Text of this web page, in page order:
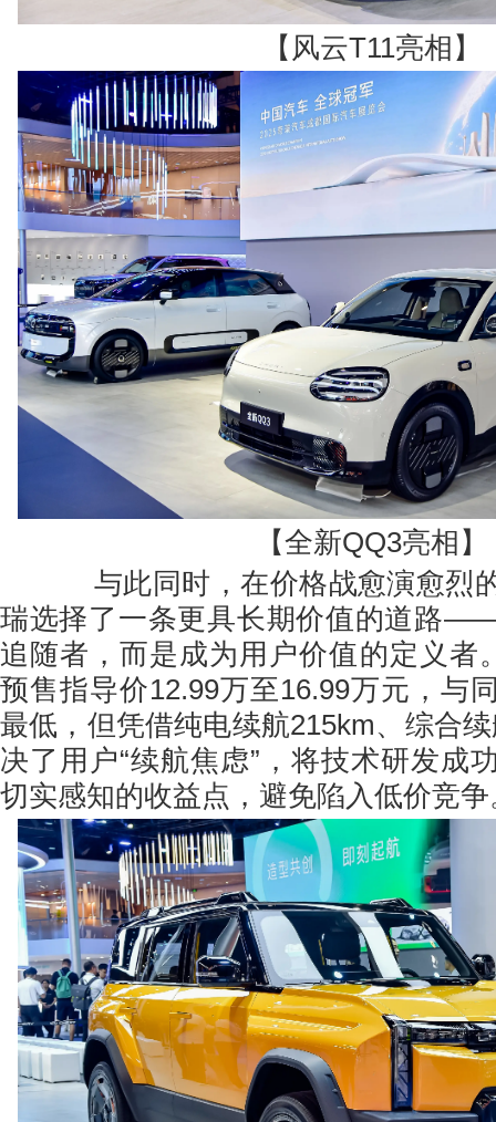
【风云T11亮相】
【全新QQ3亮相】
与此同时，在价格战愈演愈烈
瑞选择了一条更具长期价值的道路
追随者，而是成为用户价值的定义者
预售指导价12.99万至16.99万元，与
最低，但凭借纯电续航215km、综合
决了用户“续航焦虑”，将技术研发成
切实感知的收益点，避免陷入低价竞争